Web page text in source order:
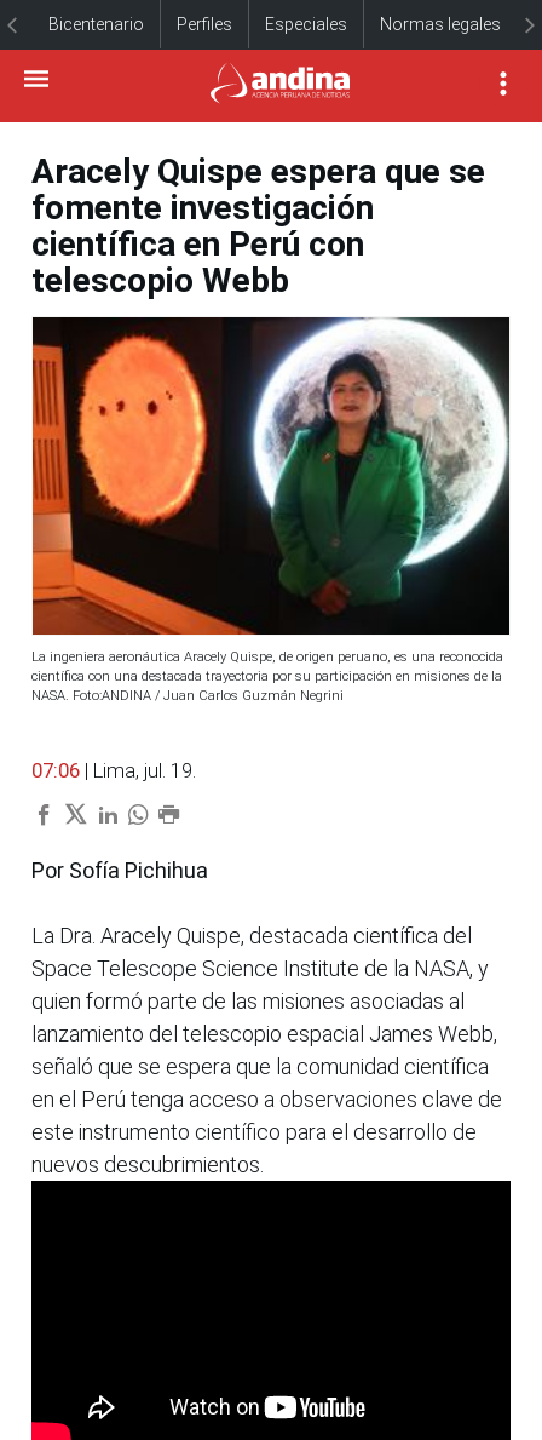
Bicentenario Perfiles Especiales Normas legales
Aracely Quispe espera que se
fomente investigación
científica en Perú con
telescopio Webb
La ingeniera aeronáutica Aracely Quispe, de origen peruano, es una reconocida
científica con una destacada trayectoria por su participación en misiones de la
NASA. Foto:ANDINA / Juan Carlos Guzmán Negrini
07:06 | Lima, jul. 19.
Por Sofía Pichihua
La Dra. Aracely Quispe, destacada científica del
Space Telescope Science Institute de la NASA, y
quien formó parte de las misiones asociadas al
lanzamiento del telescopio espacial James Webb,
señaló que se espera que la comunidad científica
en el Perú tenga acceso a observaciones clave de
este instrumento científico para el desarrollo de
nuevos descubrimientos.